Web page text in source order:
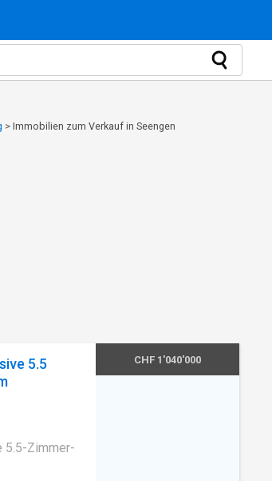
> Immobilien zum Verkauf in Seengen
5.5
5.5-Zimmer-
CHF 1'040'000